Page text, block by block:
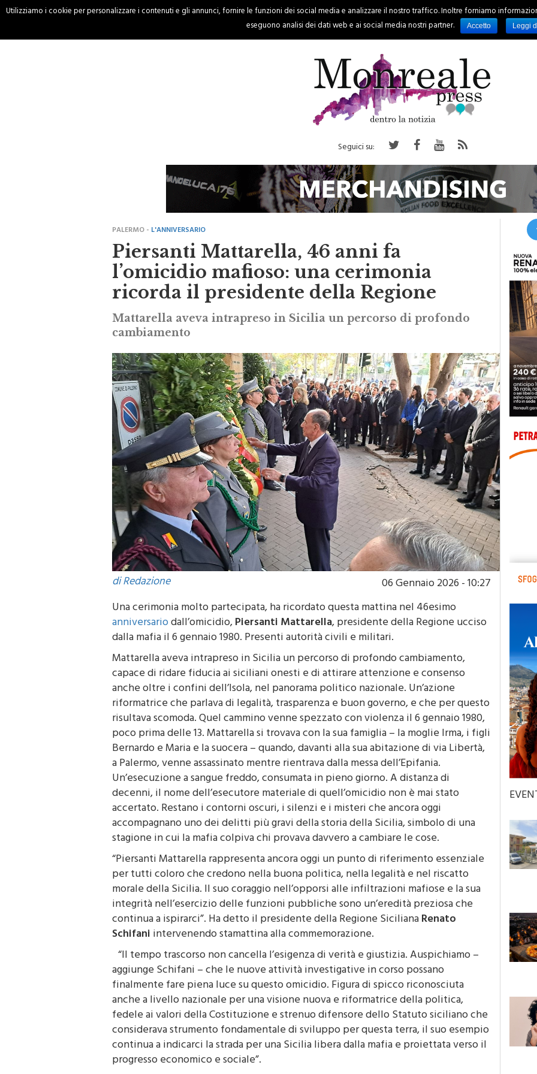
HOME CRONACA PALERMO REGIONE EVENTI RUBRICHE SPORT
Seguici su:
Piersanti Mattarella, 46 anni fa
l’omicidio mafioso: una cerimonia
ricorda il presidente della Regione
Mattarella aveva intrapreso in Sicilia un percorso di profondo
cambiamento
di Redazione
06 Gennaio 2026 - 10:27
Una cerimonia molto partecipata, ha ricordato questa mattina nel 46esimo
anniversariodall’omicidio,Piersanti Mattarella, presidente della Regione ucciso
dalla mafia il 6 gennaio 1980. Presenti autorità civili e militari.
Mattarella aveva intrapreso in Sicilia un percorso di profondo cambiamento,
capace di ridare fiducia ai siciliani onesti e di attirare attenzione e consenso
anche oltre i confini dell’Isola, nel panorama politico nazionale. Un’azione
riformatrice che parlava di legalità, trasparenza e buon governo, e che per questo
risultava scomoda. Quel cammino venne spezzato con violenza il 6 gennaio 1980,
poco prima delle 13. Mattarella si trovava con la sua famiglia – la moglie Irma, i figli
Bernardo e Maria e la suocera – quando, davanti alla sua abitazione di via Libertà,
a Palermo, venne assassinato mentre rientrava dalla messa dell’Epifania.
Un’esecuzione a sangue freddo, consumata in pieno giorno. A distanza di
decenni, il nome dell’esecutore materiale di quell’omicidio non è mai stato
accertato. Restano i contorni oscuri, i silenzi e i misteri che ancora oggi
accompagnano uno dei delitti più gravi della storia della Sicilia, simbolo di una
stagione in cui la mafia colpiva chi provava davvero a cambiare le cose.
“Piersanti Mattarella rappresenta ancora oggi un punto di riferimento essenziale
per tutti coloro che credono nella buona politica, nella legalità e nel riscatto
morale della Sicilia. Il suo coraggio nell’opporsi alle infiltrazioni mafiose e la sua
integrità nell’esercizio delle funzioni pubbliche sono un’eredità preziosa che
continua a ispirarci”. Ha detto il presidente della Regione SicilianaRenato
Schifaniintervenendo stamattina alla commemorazione.
“Il tempo trascorso non cancella l’esigenza di verità e giustizia. Auspichiamo –
aggiunge Schifani – che le nuove attività investigative in corso possano
finalmente fare piena luce su questo omicidio. Figura di spicco riconosciuta
anche a livello nazionale per una visione nuova e riformatrice della politica,
fedele ai valori della Costituzione e strenuo difensore dello Statuto siciliano che
considerava strumento fondamentale di sviluppo per questa terra, il suo esempio
continua a indicarci la strada per una Sicilia libera dalla mafia e proiettata verso il
progresso economico e sociale”.
Utilizziamo i cookie per personalizzare i contenuti e gli annunci, fornire le funzioni dei social media e analizzare il nostro traffico. Inoltre forniamo
eseguono analisi dei dati web e ai social media nostri partner.
Accetto Leggi